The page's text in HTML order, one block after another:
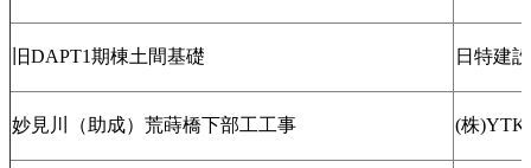
旧DAPT1期棟土間基礎 日特建
妙見川（助成）荒蒔橋下部工工事 (株)YTK